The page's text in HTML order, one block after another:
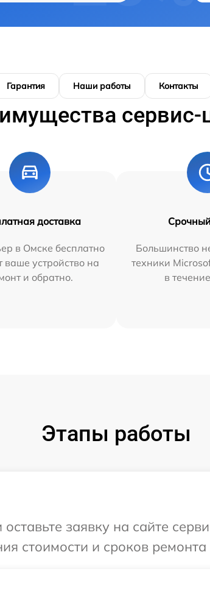
Гарантия Наши работы Контакты
сервис-
доставка
в Омске бесплатно
ваше устройство на
и обратно.
Большинство
техники
в
Этапы работы
заявку на сайте
стоимости и сроков